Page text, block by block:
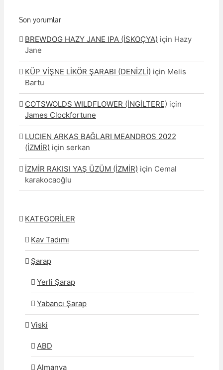
Son yorumlar
BREWDOG HAZY JANE IPA (İSKOÇYA) için Hazy
Jane
KÜP VİŞNE LİKÖR ŞARABI (DENİZLİ) için Melis
Bartu
COTSWOLDS WILDFLOWER (İNGİLTERE) için
James Clockfortune
LUCIEN ARKAS BAĞLARI MEANDROS 2022
(İZMİR) için serkan
İZMİR RAKISI YAŞ ÜZÜM (İZMİR) için Cemal
karakocaoğlu
KATEGORİLER
Kav Tadımı
Şarap
Yerli Şarap
Yabancı Şarap
Viski
ABD
Almanya